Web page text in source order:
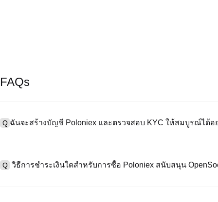
FAQs
Q ฉันจะสร้างบัญชี Poloniex และตรวจสอบ KYC ให้สมบูรณ์ได้อ
"ความปลอดภัย" อัปโหลดเอกสาร Id ที่ถูกต้องของคุณ และถ่ายเซลฟี่เ
Q วิธีการชำระเงินใดสำหรับการซื้อ Poloniex สนับสนุน